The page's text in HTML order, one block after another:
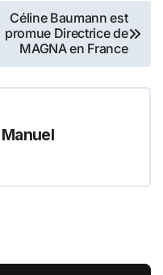
Céline Baumann est
promue Directrice de
MAGNA en France
Manuel